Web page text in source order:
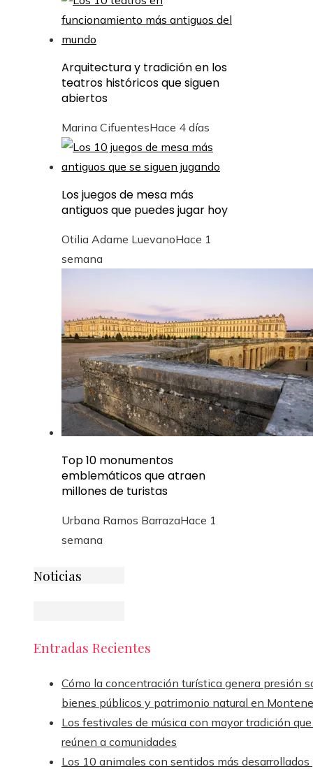
Arquitectura y tradición en los
teatros históricos que siguen
abiertos
Marina CifuentesHace 4 días
Los juegos de mesa más
antiguos que puedes jugar hoy
Otilia Adame LuevanoHace 1
semana
Top 10 monumentos
emblemáticos que atraen
millones de turistas
Urbana Ramos BarrazaHace 1
semana
Noticias
Entradas Recientes
Cómo la concentración turística genera presión
bienes públicos y patrimonio natural en
Los festivales de música con mayor tradición
reúnen a comunidades
Los 10 animales con sentidos más desarrollados